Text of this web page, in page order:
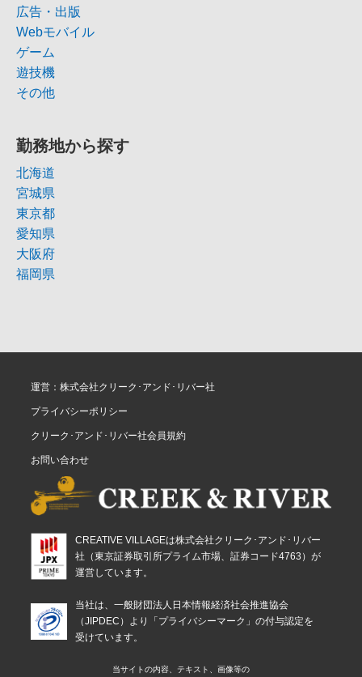
広告・出版
Webモバイル
ゲーム
遊技機
その他
勤務地から探す
北海道
宮城県
東京都
愛知県
大阪府
福岡県
運営：株式会社クリーク･アンド･リバー社
プライバシーポリシー
クリーク･アンド･リバー社会員規約
お問い合わせ
CREATIVE VILLAGEは株式会社クリーク･アンド･リバー
社（東京証券取引所プライム市場、証券コード4763）が
運営しています。
当社は、一般財団法人日本情報経済社会推進協会
（JIPDEC）より「プライバシーマーク」の付与認定を
受けています。
当サイトの内容、テキスト、画像等の